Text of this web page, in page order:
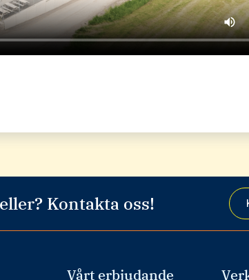
Kontakta oss!
Vårt erbjudande